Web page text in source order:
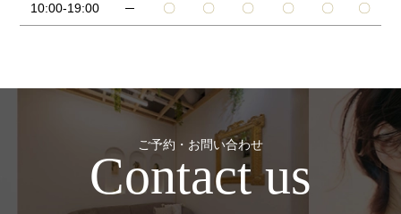
10:00-19:00 ─ 〇 〇 〇 〇 〇 〇
ご予約・お問い合わせ
Contact us